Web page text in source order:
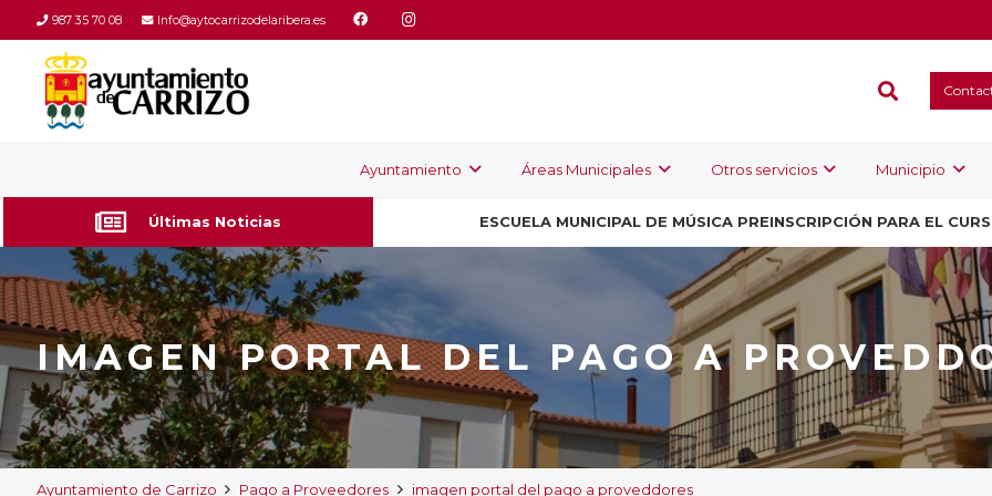
987 35 70 08 Info@aytocarrizodelaribera.es
Ayuntamiento Áreas Municipales Otros servicios Municipio
Últimas Noticias ESCUELA MUNICIPAL DE MÚSICA PREINSCRIPCIÓN PARA EL
IMAGEN PORTAL DEL PAGO A
Ayuntamiento de Carrizo Pago a Proveedores imagen portal del pago a proveddores